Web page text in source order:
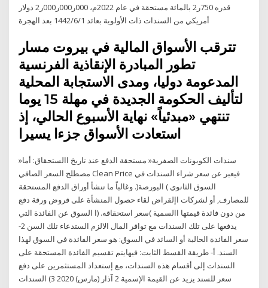
قدره 750ر2 بالمائة مستحقة في عام 2022م، 000ر000ر000ر2 دولار
أمريكي من السندات ذات الأولوية بعائد 1‏‏/6‏‏/1442 بعد الهجرة
تترقب الأسواق المالية في بيروت مسار
تطور المبادرة الإنقاذية الفرنسية
المدعومة دوليا، ومدى الاستجابة المحلية
لتأليف الحكومة الجديدة في مهلة 15 يوما
تنتهي «مبدئياً» نهاية الأسبوع الحالي، إذ
استعادت الأسواق جزءا يسيرا
»سندات الكوبونات الصفرية« مستحقة الدفع عند تاريخ االستحقاق: أما
مصطلح السعر الصافي Clean Price فيعبر عن سعر شراء السندات في
السوق الثانوي ) البورصة(. وغالباً ما تنشأ أوراق الدفع المستحقة
للمصارف, أو لشركات اإلقراض لقاء حصول المنشأة على قروض ورقة دفع
من دون فائدة قيمتها االسمية )سعر استحقاقه. (ا السوق عن الفائدة التي
يدفعها على تلك السندات مع توافر المال الالزم الستدعاء تلك السن 2-
سعر الفائدة الحالية أو السائد في السوق: هو سعر الفائدة في السوق لهذا
السند. أ- طريقة القسط الثابت: فيهايتم تقسيم الفائدة المستحقة على
السندات إلى أقسام هذه السندات، مع إستعداد المستثمرين على دفع
سعر للسند يزيد عن القيمة الإسمية 2 آذار (مارس) 2020 3) السندات